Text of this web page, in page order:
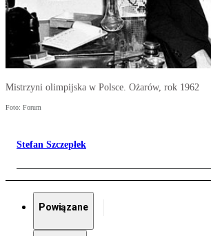
Mistrzyni olimpijska w Polsce. Ożarów, rok 1962
Foto: Forum
Stefan Szczepłek
Powiązane